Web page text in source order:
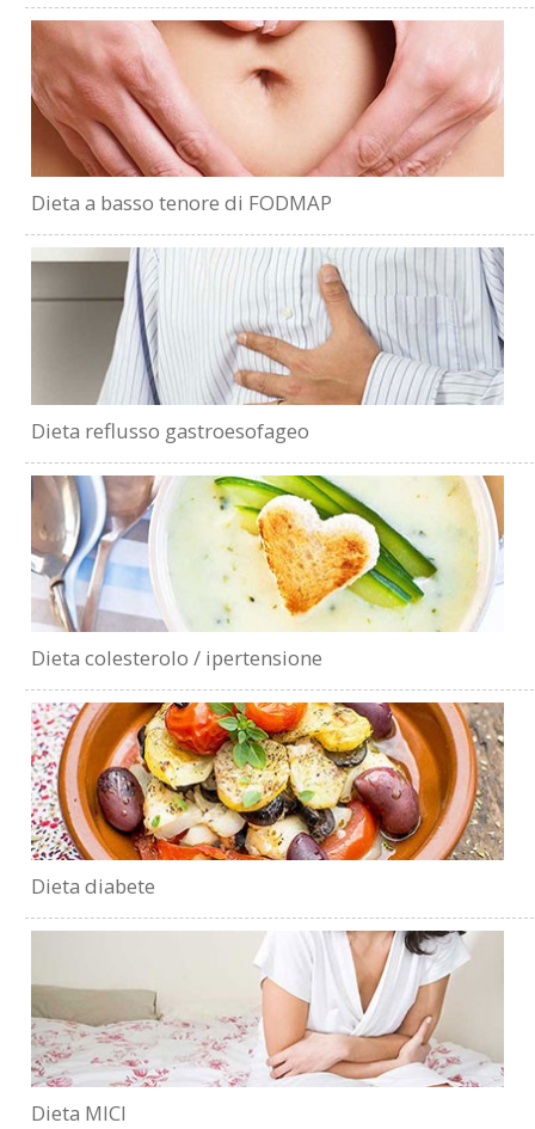
Dieta a basso tenore di FODMAP
Dieta reflusso gastroesofageo
Dieta colesterolo / ipertensione
Dieta diabete
Dieta MICI